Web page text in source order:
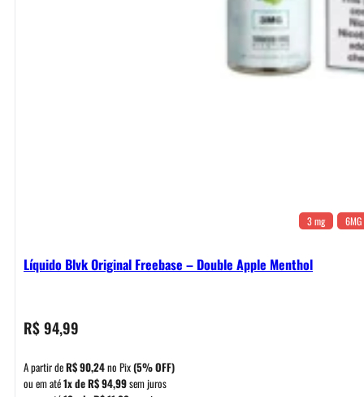
3 mg 6MG
Líquido Blvk Original Freebase – Double Apple Menthol
R$94,99
A partir deR$90,24no Pix(5% OFF)
ou em até1x deR$94,99sem juros